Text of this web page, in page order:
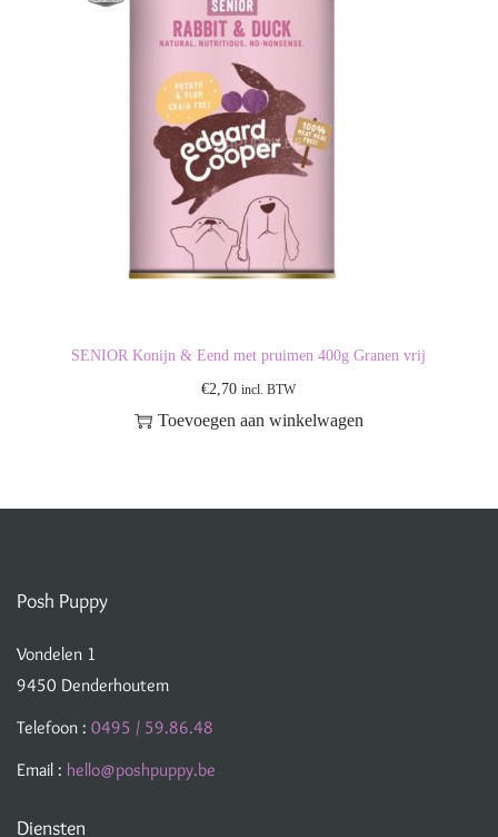
SENIOR Konijn & Eend met pruimen 400g Granen vrij
€2,70 incl. BTW
Toevoegen aan winkelwagen
Posh Puppy
Vondelen 1
9450 Denderhoutem
Telefoon : 0495 / 59.86.48
Email : hello@poshpuppy.be
Diensten